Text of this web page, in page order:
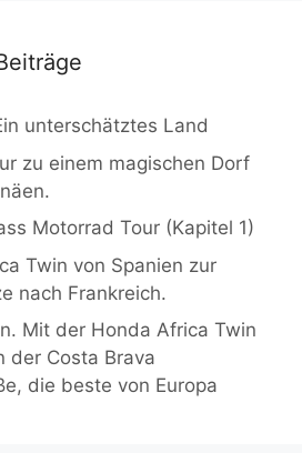
unterschätztes Land
zu einem magischen Dorf
Motorrad Tour (Kapitel 1)
Twin von Spanien zur
nach Frankreich.
Mit der Honda Africa Twin
der Costa Brava
die beste von Europa